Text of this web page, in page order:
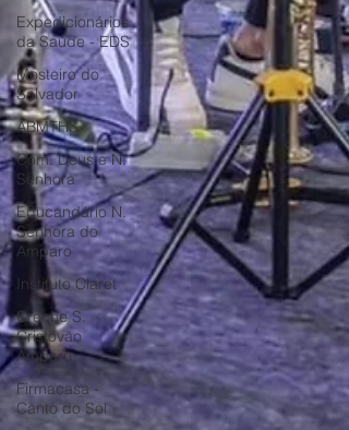
Expedicionários
da Saúde - EDS
Mosteiro do
Salvador
ABMTHS
Com. Deus e N.
Senhora
Educandário N.
Senhora do
Amparo
Instituto Claret
Creche S.
Cristovão
Amparo
Firmacasa -
Canto do Sol